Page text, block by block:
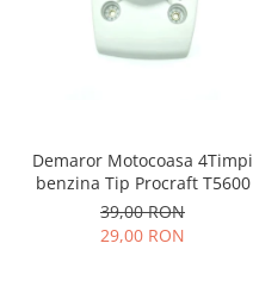
Demaror Motocoasa 4Timpi
benzina Tip Procraft T5600
39,00 RON
29,00 RON